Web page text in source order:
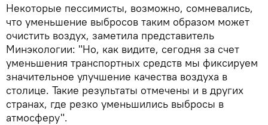
Некоторые пессимисты, возможно, сомневались,
что уменьшение выбросов таким образом может
очистить воздух, заметила представитель
Минэкологии: "Но, как видите, сегодня за счет
уменьшения транспортных средств мы фиксируем
значительное улучшение качества воздуха в
столице. Такие результаты отмечены и в других
странах, где резко уменьшились выбросы в
атмосферу".